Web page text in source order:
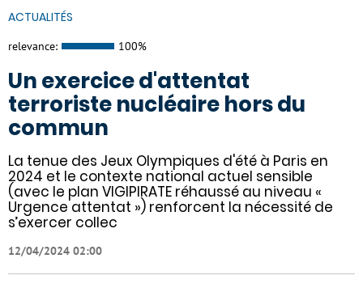
ACTUALITÉS
relevance: 100%
Un exercice d'attentat
terroriste nucléaire hors du
commun
La tenue des Jeux Olympiques d'été à Paris en
2024 et le contexte national actuel sensible
(avec le plan VIGIPIRATE réhaussé au niveau «
Urgence attentat ») renforcent la nécessité de
s’exercer collec
12/04/2024 02:00